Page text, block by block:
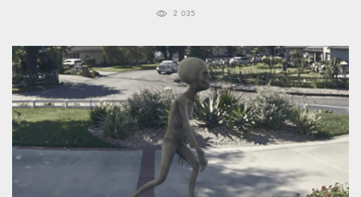
2 035